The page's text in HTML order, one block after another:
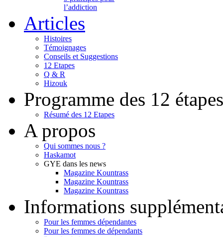
l’addiction
Articles
Histoires
Témoignages
Conseils et Suggestions
12 Etapes
Q & R
Hizouk
Programme des 12 étapes
Résumé des 12 Etapes
A propos
Qui sommes nous ?
Haskamot
GYE dans les news
Magazine Kountrass
Magazine Kountrass
Magazine Kountrass
Informations
Pour les femmes dépendantes
Pour les femmes de dépendants